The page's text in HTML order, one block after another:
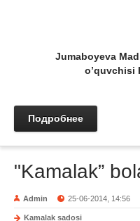
Jumaboyeva
o’quvchisi
Подробнее
"Kamalak”
Admin 25-06-2014, 14:56
Kamalak sadosi